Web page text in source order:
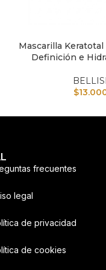
AÑADIR AL CARRITO
Mascarilla
Definición e
$
frecuentes
legal
de privacidad
de cookies